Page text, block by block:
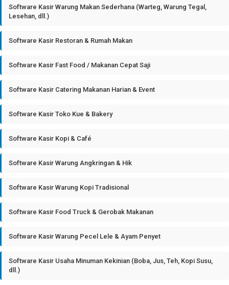
Software Kasir Warung Makan Sederhana (Warteg, Warung Tegal,
Lesehan, dll.)
Software Kasir Restoran & Rumah Makan
Software Kasir Fast Food / Makanan Cepat Saji
Software Kasir Catering Makanan Harian & Event
Software Kasir Toko Kue & Bakery
Software Kasir Kopi & Café
Software Kasir Warung Angkringan & Hik
Software Kasir Warung Kopi Tradisional
Software Kasir Food Truck & Gerobak Makanan
Software Kasir Warung Pecel Lele & Ayam Penyet
Software Kasir Usaha Minuman Kekinian (Boba, Jus, Teh, Kopi Susu,
dll.)